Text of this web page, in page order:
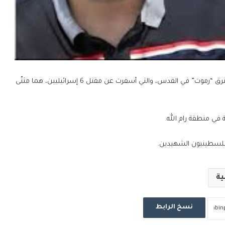
أفادت وسائل إعلام عبرية بأن منفذَي عملية إطلاق النار عند مفترق “رموت” في القدس، والتي أسفرت عن مقتل 6 إسرائيليين، هما مثنّى
منطقة رام الله.
الشهيدين.
نسخ الرابط